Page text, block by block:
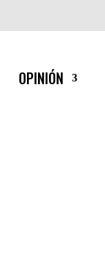
OPINIÓN